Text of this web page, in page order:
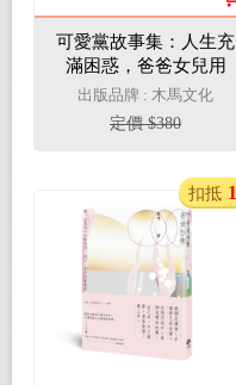
可愛黨故事集：人生充
滿困惑，爸爸女兒用
「說故事」相互陪伴
（限量作者親簽版）
出版品牌 : 木馬文化
定價 $380
扣抵 1